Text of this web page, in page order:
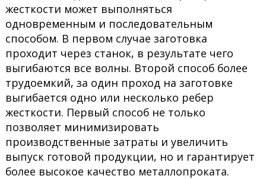
жесткости может выполняться
одновременным и последовательным
способом. В первом случае заготовка
проходит через станок, в результате чего
выгибаются все волны. Второй способ более
трудоемкий, за один проход на заготовке
выгибается одно или несколько ребер
жесткости. Первый способ не только
позволяет минимизировать
производственные затраты и увеличить
выпуск готовой продукции, но и гарантирует
более высокое качество металлопроката.